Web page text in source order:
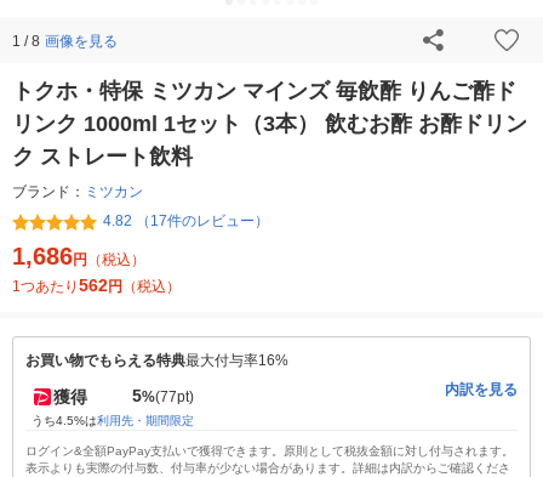
1 / 8 画像を見る
トクホ・特保 ミツカン マインズ 毎飲酢 りんご酢ド
リンク 1000ml 1セット（3本） 飲むお酢 お酢ドリン
ク ストレート飲料
ブランド： ミツカン
4.82 （17件のレビュー）
1,686円
（税込）
1つあたり 562円 （税込）
お買い物でもらえる特典最大付与率16%
獲得 5%(77pt)
うち4.5%は利用先・期間限定
内訳を見る
ログイン&全額PayPay支払いで獲得できます。原則として税抜金額に対し付与されます。
表示よりも実際の付与数、付与率が少ない場合があります。詳細は内訳からご確認くださ